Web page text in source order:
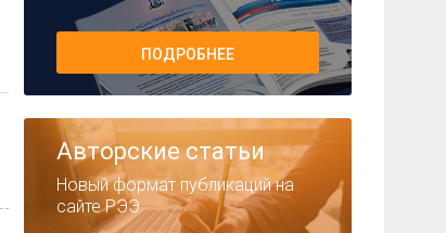
ПОДРОБНЕЕ
Авторские статьи
Новый формат публикаций на
сайте РЭЭ